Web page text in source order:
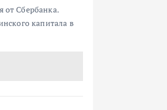
от Сбербанка.
капитала в